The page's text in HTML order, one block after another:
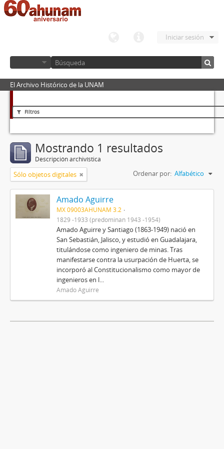
Iniciar sesión
El Archivo Histórico de la UNAM
Filtros
Mostrando 1 resultados
Descripción archivística
Sólo objetos digitales Ordenar por: Alfabético
Amado Aguirre
MX 09003AHUNAM 3.2
1829 -1933 (predominan 1943 -1954)
Amado Aguirre y Santiago (1863-1949) nació en
San Sebastián, Jalisco, y estudió en Guadalajara,
titulándose como ingeniero de minas. Tras
manifestarse contra la usurpación de Huerta, se
incorporó al Constitucionalismo como mayor de
ingenieros en l...
Amado Aguirre